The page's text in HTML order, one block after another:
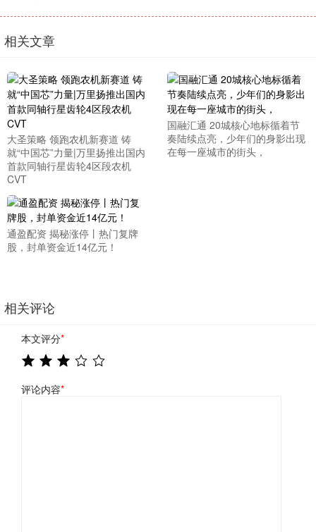
相关文章
大圣策略 领跑农机新赛道 铸
就“中国芯”力量|万里扬推出国内
首款同轴行星齿轮4区段农机
CVT
国融汇通 20城核心地标循着节
奏陆续点亮，少年们的身影出现
在每一座城市的街头，
通盈配资 揭秘涨停丨热门复牌
股，封单资金近14亿元！
相关评论
本文评分*
评论内容*